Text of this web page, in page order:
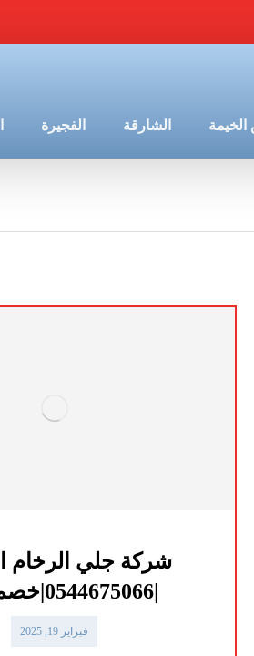
الشارقة الفجيرة
شركة جلي الرخام
فبراير 19, 2025